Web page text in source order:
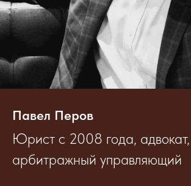
Павел Перов
Юрист с 2008 года, адвокат,
арбитражный управляющий